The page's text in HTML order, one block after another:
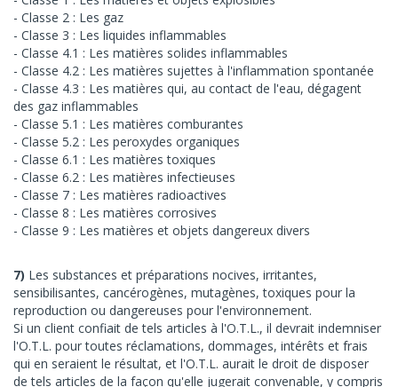
Classe 2 : Les gaz
Classe 3 : Les liquides inflammables
Classe 4.1 : Les matières solides inflammables
Classe 4.2 : Les matières sujettes à l'inflammation spontanée
Classe 4.3 : Les matières qui, au contact de l'eau, dégagent
des gaz inflammables
Classe 5.1 : Les matières comburantes
Classe 5.2 : Les peroxydes organiques
Classe 6.1 : Les matières toxiques
Classe 6.2 : Les matières infectieuses
Classe 7 : Les matières radioactives
Classe 8 : Les matières corrosives
Classe 9 : Les matières et objets dangereux divers
7) Les substances et préparations nocives, irritantes,
sensibilisantes, cancérogènes, mutagènes, toxiques pour la
reproduction ou dangereuses pour l'environnement.
Si un client confiait de tels articles à l'O.T.L., il devrait indemniser
l'O.T.L. pour toutes réclamations, dommages, intérêts et frais
qui en seraient le résultat, et l'O.T.L. aurait le droit de disposer
de tels articles de la façon qu'elle jugerait convenable, y compris